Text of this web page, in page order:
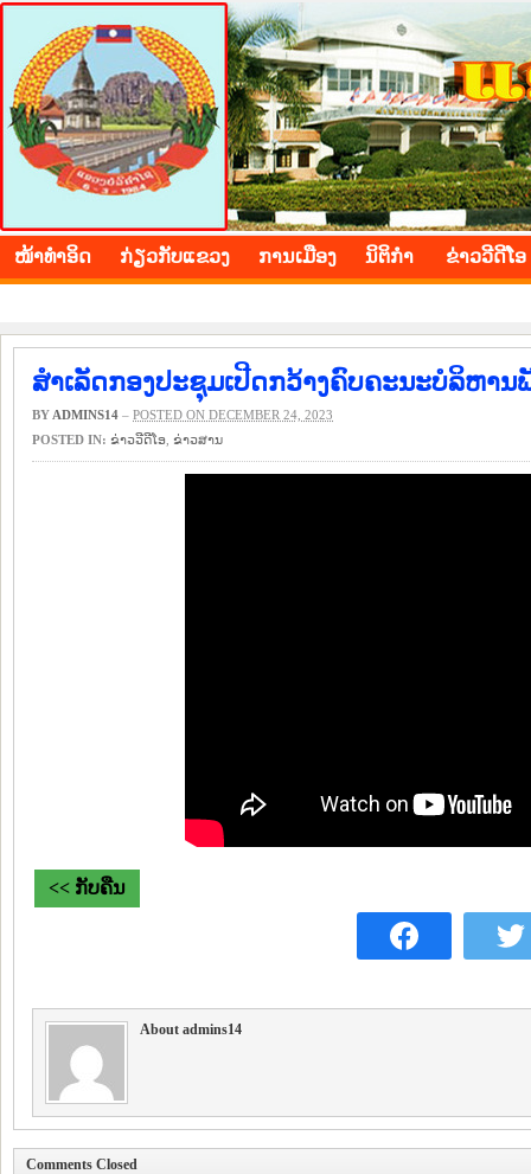
BOLIKHAMXAY PROVINCE
ໜ້າ​ທຳ​ອິດ ​ກ່ຽວ​ກັບ​ແຂວງ ​ການ​ເມືອງ ນິ​ຕິ​ກຳ ຂ່າວ​ວີ​ດີ​ໂອ
ສໍາເລັດກອງປະຊຸມເປີດກວ້າງຄົບຄະນະບໍລິຫາ
BY ADMINS14 – POSTED ON DECEMBER 24, 2023
POSTED IN: ຂ່າວ​ວີ​ດີ​ໂອ ​ຂ່າວ​ສານ
<< ກັບຄືນ
About admins14
Comments Closed